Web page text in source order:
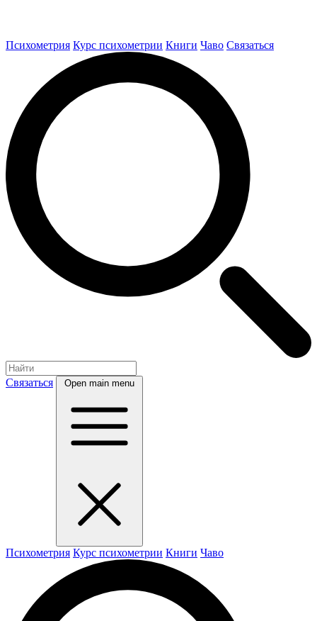
Психометрия Курс психометрии Книги Чаво Связаться
Связаться Open main menu
Психометрия Курс психометрии Книги Чаво